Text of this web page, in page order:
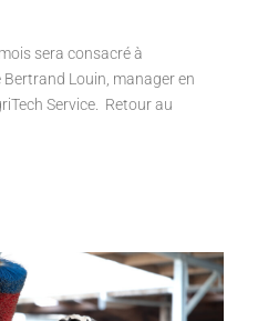
sera consacré à
Bertrand Louin, manager en
Service. Retour au